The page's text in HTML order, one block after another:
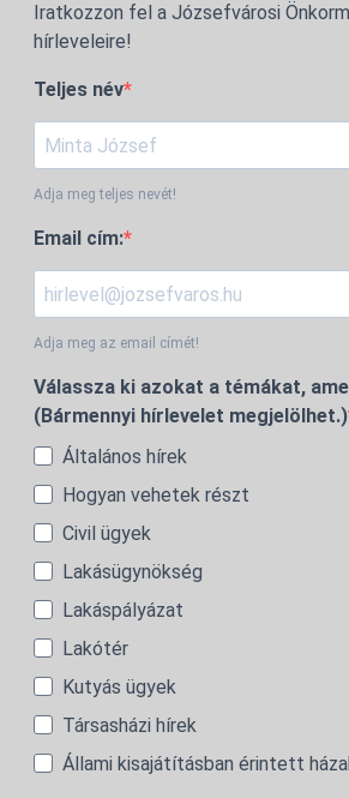
Iratkozzon fel a Józsefvárosi
hírleveleire!
Teljes név
Adja meg teljes nevét!
Email cím:
Adja meg az email címét!
Válassza ki azokat a témákat,
(Bármennyi hírlevelet megjelölhet.)
Általános hírek
Hogyan vehetek részt
Civil ügyek
Lakásügynökség
Lakáspályázat
Lakótér
Kutyás ügyek
Társasházi hírek
Állami kisajátításban érintett